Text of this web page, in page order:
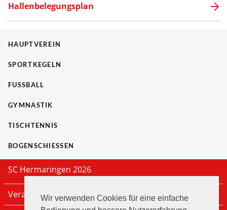
Wir verwenden Cookies für eine einfache
Hallenbelegungsplan
HAUPTVEREIN
SPORTKEGELN
FUSSBALL
GYMNASTIK
TISCHTENNIS
BOGENSCHIESSEN
SC Hermaringen 2026
Veranstaltungen